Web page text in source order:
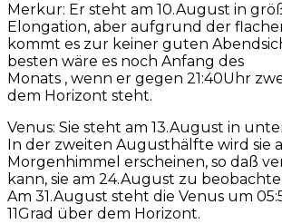
Merkur: Er steht am 10.August in
Elongation, aber aufgrund der
kommt es zur keiner guten
besten wäre es noch Anfang des
Monats , wenn er gegen 21:40Uhr
dem Horizont steht.
Venus: Sie steht am 13.August in
In der zweiten Augusthälfte wird sie
Morgenhimmel erscheinen, so daß
kann, sie am 24.August zu
Am 31.August steht die Venus um
11Grad über dem Horizont.